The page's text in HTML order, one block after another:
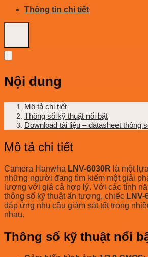
Thông tin chi tiết
Nội dung
Mô tả chi tiết
Thông số kỹ thuật nổi bật
Download tài liệu – datasheet thông
Mô tả chi tiết
Camera Hanwha LNV-6030R là một
những người đang tìm kiếm một giải
lượng với giá cả hợp lý. Với các tính
thông số kỹ thuật ấn tượng, chiếc LNV-
đáp ứng nhu cầu giám sát tốt trong
nhau.
Thông số kỹ thuật nổi